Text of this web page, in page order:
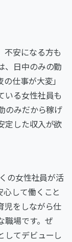
不安になる方も
、日中のみの勤
仕事が大変」
いる女性社員も
のみだから稼げ
定した収入が欲
の女性社員が活
して働くこと
児をしながら仕
職場です。ぜ
してデビューし